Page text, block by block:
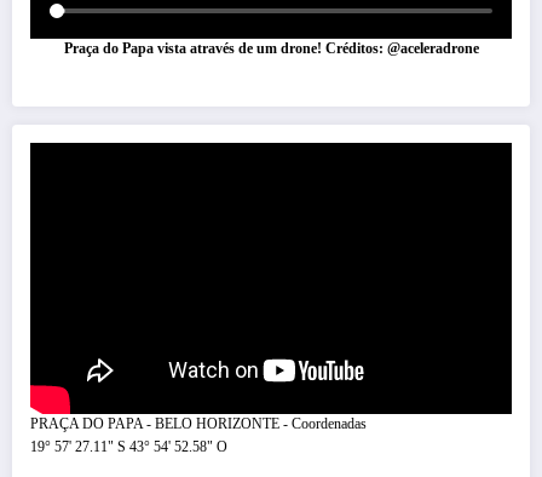
Praça do Papa vista através de um drone! Créditos: @aceleradrone
PRAÇA DO PAPA - BELO HORIZONTE - Coordenadas
19° 57' 27.11" S 43° 54' 52.58" O